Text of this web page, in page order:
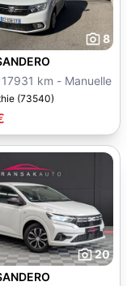
8
SANDERO
2018 - 117931 km - Manuelle
(73540)
20
SANDERO